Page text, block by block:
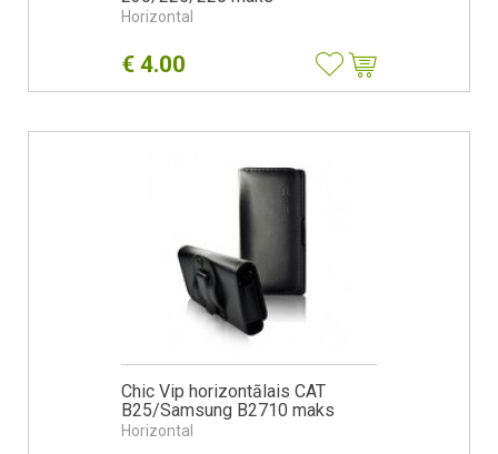
Horizontal
€ 4.00
Chic Vip horizontālais CAT
B25/Samsung B2710 maks
Horizontal